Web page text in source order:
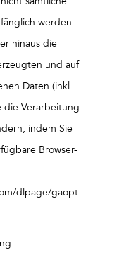
werden
hinaus die
und auf
Daten (inkl.
die Verarbeitung
indem Sie
Browser-
dlpage/gaopt